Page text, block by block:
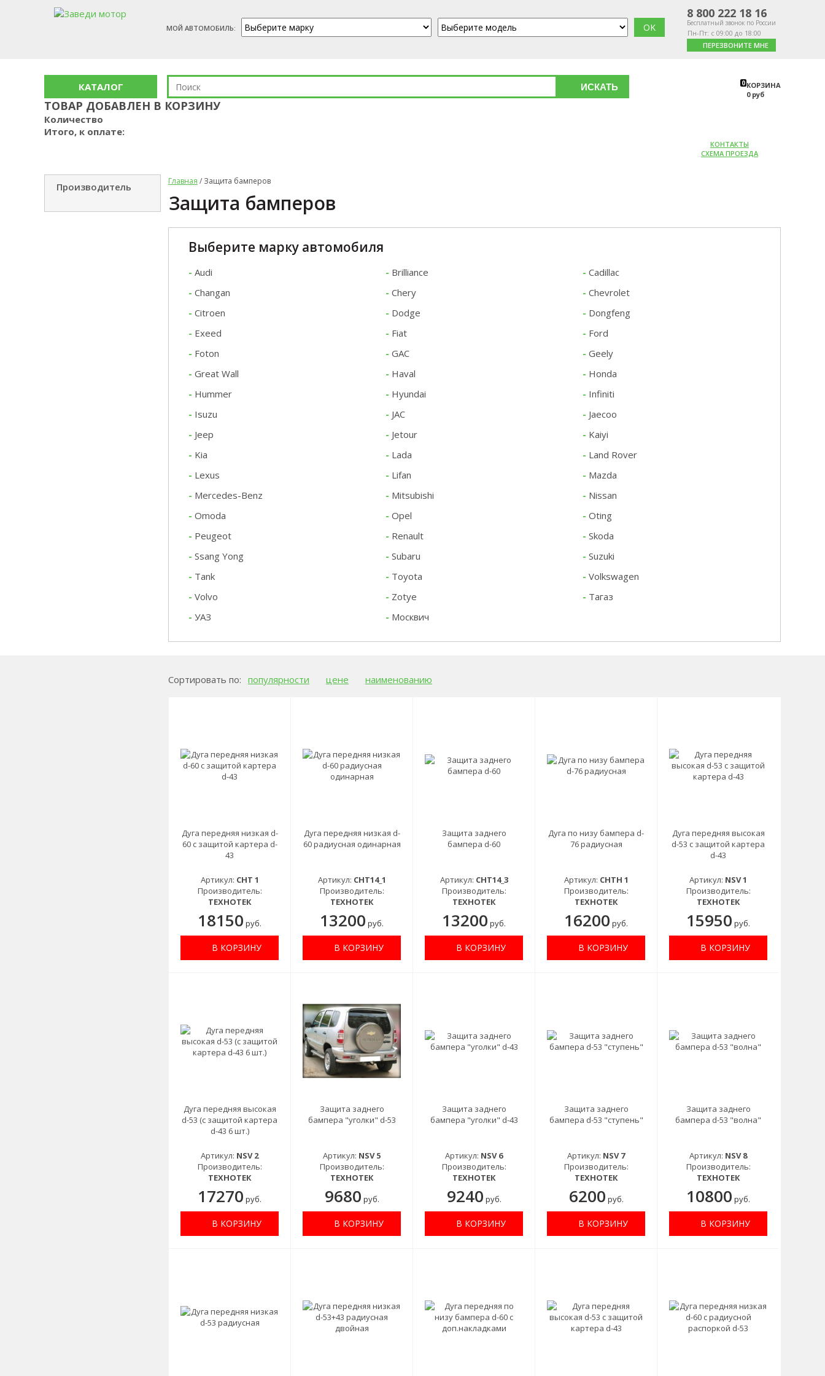
МОЙ АВТОМОБИЛЬ:
8 800 222 18 16
Бесплатный звонок по России
Пн-Пт: с 09:00 до 18:00
ПЕРЕЗВОНИТЕ МНЕ
КАТАЛОГ ИСКАТЬ
КОРЗИНА
0 руб
0
ТОВАР ДОБАВЛЕН В КОРЗИНУ
Количество
Итого, к оплате:
КОНТАКТЫ
СХЕМА ПРОЕЗДА
Главная / Защита бамперов
Защита бамперов
Производитель
Выберите марку автомобиля
- Audi - Brilliance - Cadillac
- Changan - Chery - Chevrolet
- Citroen - Dodge - Dongfeng
- Exeed - Fiat - Ford
- Foton - GAC - Geely
- Great Wall - Haval - Honda
- Hummer - Hyundai - Infiniti
- Isuzu - JAC - Jaecoo
- Jeep - Jetour - Kaiyi
- Kia - Lada - Land Rover
- Lexus - Lifan - Mazda
- Mercedes-Benz - Mitsubishi - Nissan
- Omoda - Opel - Oting
- Peugeot - Renault - Skoda
- Ssang Yong - Subaru - Suzuki
- Tank - Toyota - Volkswagen
- Volvo - Zotye - Тагаз
- УАЗ - Москвич
Сортировать по: популярности цене наименованию
Дуга передняя низкая d-
60 с защитой картера d-
43
Артикул: CHT 1
Производитель:
ТЕХНОТЕК
18150 руб.
В КОРЗИНУ
Дуга передняя низкая d-
60 радиусная одинарная
Артикул: CHT14_1
Производитель:
ТЕХНОТЕК
13200 руб.
В КОРЗИНУ
Защита заднего
бампера d-60
Артикул: CHT14_3
Производитель:
ТЕХНОТЕК
13200 руб.
В КОРЗИНУ
Дуга по низу бампера d-
76 радиусная
Артикул: CHTH 1
Производитель:
ТЕХНОТЕК
16200 руб.
В КОРЗИНУ
Дуга передняя высокая
d-53 с защитой картера
d-43
Артикул: NSV 1
Производитель:
ТЕХНОТЕК
15950 руб.
В КОРЗИНУ
Дуга передняя высокая
d-53 (с защитой картера
d-43 6 шт.)
Артикул: NSV 2
Производитель:
ТЕХНОТЕК
17270 руб.
В КОРЗИНУ
Защита заднего
бампера "уголки" d-53
Артикул: NSV 5
Производитель:
ТЕХНОТЕК
9680 руб.
В КОРЗИНУ
Защита заднего
бампера "уголки" d-43
Артикул: NSV 6
Производитель:
ТЕХНОТЕК
9240 руб.
В КОРЗИНУ
Защита заднего
бампера d-53 "ступень"
Артикул: NSV 7
Производитель:
ТЕХНОТЕК
6200 руб.
В КОРЗИНУ
Защита заднего
бампера d-53 "волна"
Артикул: NSV 8
Производитель:
ТЕХНОТЕК
10800 руб.
В КОРЗИНУ